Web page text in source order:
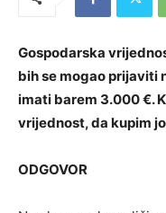
Gospodarska
bih se mogao prijaviti
imati barem 3.000€.
vrijednost, da kupim
ODGOVOR